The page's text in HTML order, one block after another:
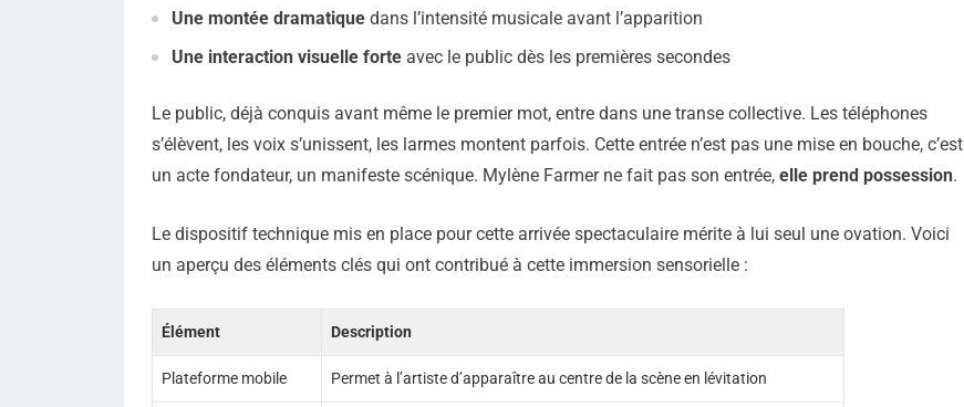
Une montée dramatique dans l’intensité musicale avant l’apparition
Une interaction visuelle forte avec le public dès les premières secondes
Le public, déjà conquis avant même le premier mot, entre dans une transe collective. Les téléphones
s’élèvent, les voix s’unissent, les larmes montent parfois. Cette entrée n’est pas une mise en bouche, c’est
un acte fondateur, un manifeste scénique. Mylène Farmer ne fait pas son entrée, elle prend possession.
Le dispositif technique mis en place pour cette arrivée spectaculaire mérite à lui seul une ovation. Voici
un aperçu des éléments clés qui ont contribué à cette immersion sensorielle :
Élément Description
Plateforme mobile Permet à l’artiste d’apparaître au centre de la scène en lévitation